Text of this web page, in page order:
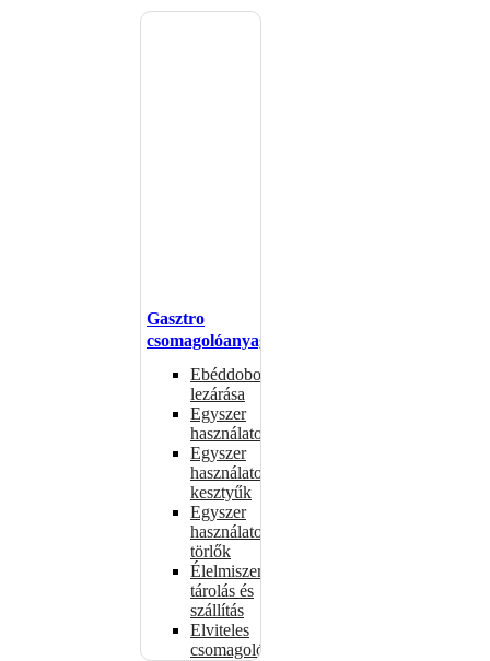
Gasztro
csomagolóanyagok
Ebéddobozok
lezárása
Egyszer
használatos
Egyszer
használatos
kesztyűk
Egyszer
használatos
törlők
Élelmiszer-
tárolás és
szállítás
Elviteles
csomagolóanyagok